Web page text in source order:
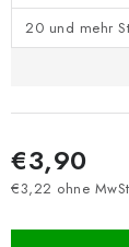
20 und mehr
€3,90
€3,22 ohne